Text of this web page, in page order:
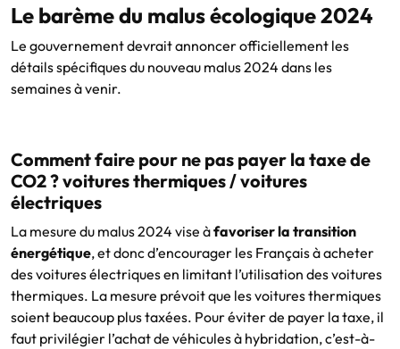
Le barème du malus écologique 2024
Le gouvernement devrait annoncer officiellement les
détails spécifiques du nouveau malus 2024 dans les
semaines à venir.
Comment faire pour ne pas payer la taxe de
CO2 ? voitures thermiques / voitures
électriques
La mesure du malus 2024 vise àfavoriser la transition
énergétique, et donc d’encourager les Français à acheter
des voitures électriques en limitant l’utilisation des voitures
thermiques. La mesure prévoit que les voitures thermiques
soient beaucoup plus taxées. Pour éviter de payer la taxe, il
faut privilégier l’achat de véhicules à hybridation, c’est-à-